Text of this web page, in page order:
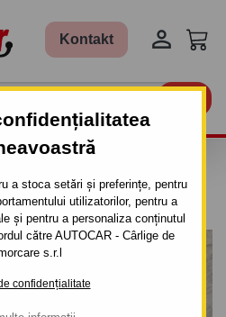
a stoca setări și preferințe, pentru
utilizatorilor, pentru a
și pentru a personaliza conținutul
către AUTOCAR - Cârlige de
s.r.l
confidențialitate
Kontakt 
PENTRU FIAT
SISTEM DEMONTABIL
DIN 1995 PÂNĂ 2001